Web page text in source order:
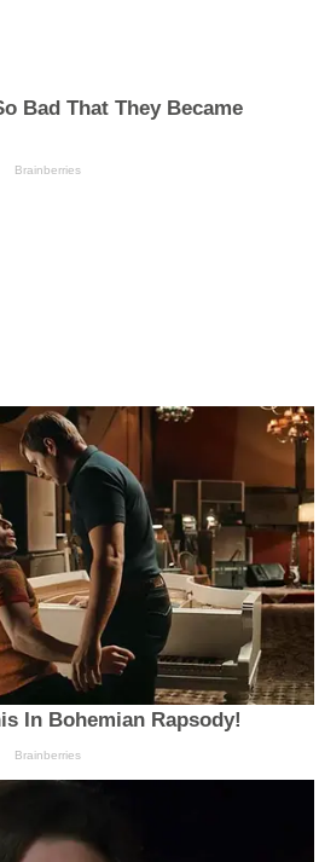
Bad That They Became
Brainberries
In Bohemian Rapsody!
Brainberries